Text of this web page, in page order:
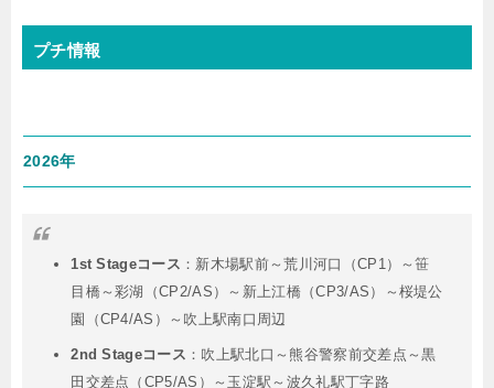
プチ情報
2026年
1st Stageコース ：新木場駅前～荒川河口（CP1）～笹
目橋～彩湖（CP2/AS）～新上江橋（CP3/AS）～桜堤公
園（CP4/AS）～吹上駅南口周辺
2nd Stageコース ：吹上駅北口～熊谷警察前交差点～黒
田交差点（CP5/AS）～玉淀駅～波久礼駅丁字路